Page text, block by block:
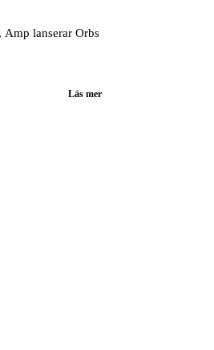
lanserar Orbs
Läs mer